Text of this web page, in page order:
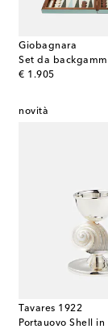
Giobagnara
€ 1.905
original price
novità
Tavares 1922